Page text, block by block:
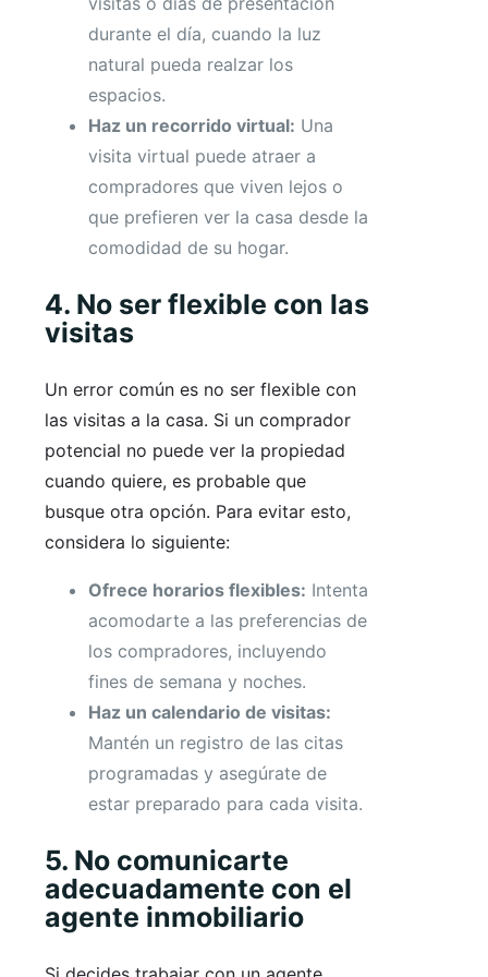
durante el día, cuando la luz
natural pueda realzar los
espacios.
Haz un recorrido virtual: Una
visita virtual puede atraer a
compradores que viven lejos o
que prefieren ver la casa desde la
comodidad de su hogar.
4. No ser flexible con las
visitas
Un error común es no ser flexible con
las visitas a la casa. Si un comprador
potencial no puede ver la propiedad
cuando quiere, es probable que
busque otra opción. Para evitar esto,
considera lo siguiente:
Ofrece horarios flexibles: Intenta
acomodarte a las preferencias de
los compradores, incluyendo
fines de semana y noches.
Haz un calendario de visitas:
Mantén un registro de las citas
programadas y asegúrate de
estar preparado para cada visita.
5. No comunicarte
adecuadamente con el
agente inmobiliario